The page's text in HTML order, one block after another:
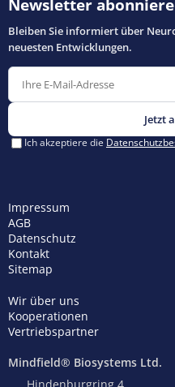
Impressum
AGB
Datenschutz
Kontakt
Sitemap
Wir über uns
Kooperationen
Vertriebspartner
Mindfield® Biosystems Ltd.